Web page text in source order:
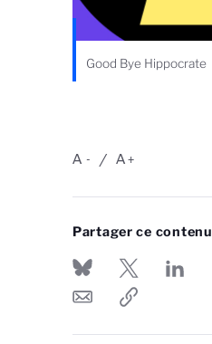
Good Bye Hippocrate
-
A +
A
Partager ce contenu